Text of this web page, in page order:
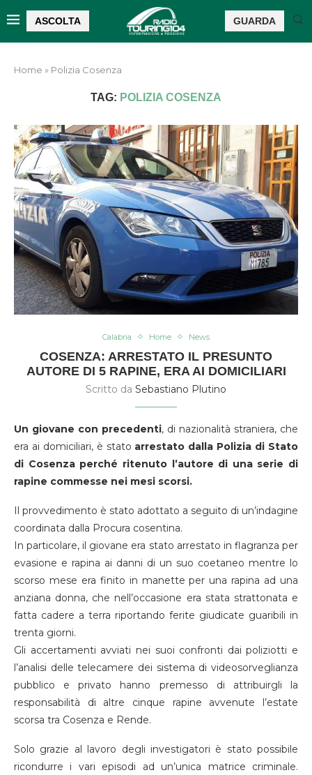
ASCOLTA GUARDA
Home » Polizia Cosenza
TAG: POLIZIA COSENZA
Calabria Home News
COSENZA: ARRESTATO IL PRESUNTO
AUTORE DI 5 RAPINE, ERA AI DOMICILIARI
Scritto da Sebastiano Plutino
Un giovane con precedenti, di nazionalità straniera, che
era ai domiciliari, è stato arrestato dalla Polizia di Stato
di Cosenza perché ritenuto l’autore di una serie di
rapine commesse nei mesi scorsi.
Il provvedimento è stato adottato a seguito di un’indagine
coordinata dalla Procura cosentina.
In particolare, il giovane era stato arrestato in flagranza per
evasione e rapina ai danni di un suo coetaneo mentre lo
scorso mese era finito in manette per una rapina ad una
anziana donna, che nell’occasione era stata strattonata e
fatta cadere a terra riportando ferite giudicate guaribili in
trenta giorni.
Gli accertamenti avviati nei suoi confronti dai poliziotti e
l’analisi delle telecamere dei sistema di videosorveglianza
pubblico e privato hanno premesso di attribuirgli la
responsabilità di altre cinque rapine avvenute l’estate
scorsa tra Cosenza e Rende.
Solo grazie al lavoro degli investigatori è stato possibile
ricondurre i vari episodi ad un’unica matrice criminale.